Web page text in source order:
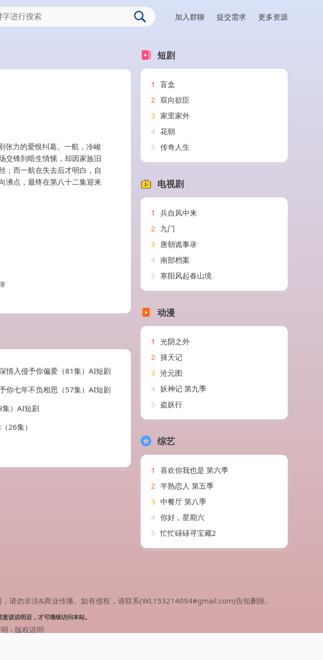
加入群聊 提交需求 更多资源
张力的爱恨纠葛。一航，冷峻
交锋到暗生情愫，却因家族旧
；而一航在失去后才明白，自
沸点，最终在第八十二集迎来
情入侵予你偏爱（81集）AI短剧
你七年不负相思（57集）AI短剧
）AI短剧
26集）
短剧
1
盲盒
2 双向欲臣
3 家里家外
4 花朝
5 传奇人生
电视剧
1
兵自风中来
2 九门
3 唐朝诡事录
4 南部档案
5 寒阳风起春山境
动漫
1
光阴之外
2 择天记
3 沧元图
4 妖神记 第九季
5 盗妖行
综艺
1
喜欢你我也是 第六季
2 半熟恋人 第五季
3 中餐厅 第八季
4 你好，星期六
5 忙忙碌碌寻宝藏2
请勿非法&商业传播。如有侵权，请联系(WL153214094#gmail.com)告知删除。
该说明后，才可继续访问本站。
- 版权说明